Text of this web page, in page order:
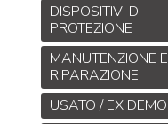
DISPOSITIVI DI
PROTEZIONE
MANUTENZIONE E
RIPARAZIONE
USATO / EX DEMO